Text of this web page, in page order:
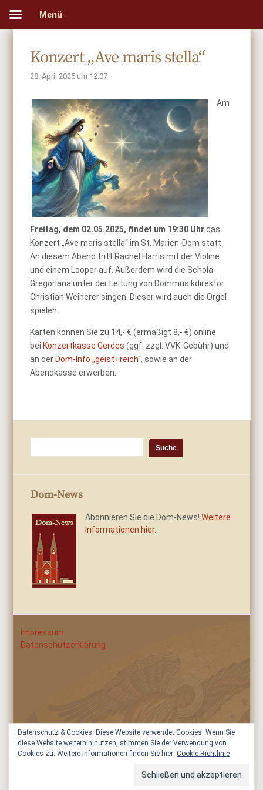
Konzert „Ave maris stella“
28. April 2025 um 12:07
Am
Freitag, dem 02.05.2025, findet um 19:30 Uhr das
Konzert „Ave maris stella“ im St. Marien-Dom statt.
An diesem Abend tritt Rachel Harris mit der Violine
und einem Looper auf. Außerdem wird die Schola
Gregoriana unter der Leitung von Dommusikdirektor
Christian Weiherer singen. Dieser wird auch die Orgel
spielen.
Karten können Sie zu 14,- € (ermäßigt 8,- €) online
bei Konzertkasse Gerdes (ggf. zzgl. VVK-Gebühr) und
an der Dom-Info „geist+reich“, sowie an der
Abendkasse erwerben.
Dom-News
Abonnieren Sie die Dom-News!Weitere
Informationen hier.
Impressum
Datenschutzerklärung
Menü
Datenschutz & Cookies: Diese Website verwendet Cookies. Wenn Sie
diese Website weiterhin nutzen, stimmen Sie der Verwendung von
Cookies zu. Weitere Informationen finden Sie hier: Cookie-Richtlinie